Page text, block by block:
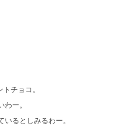
チョコ。
ー。
るとしみるわー。